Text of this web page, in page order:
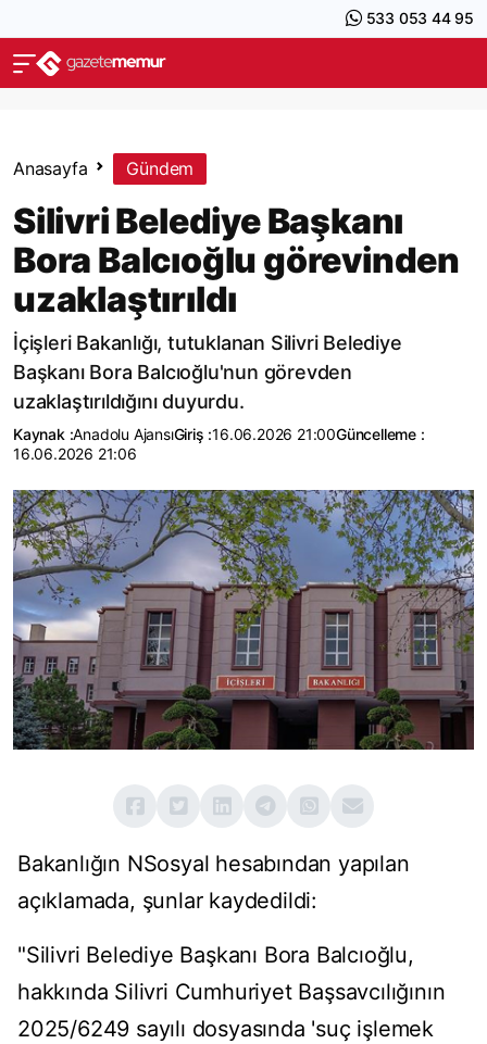
533 053 44 95
Anasayfa Gündem
Silivri Belediye Başkanı
Bora Balcıoğlu görevinden
uzaklaştırıldı
İçişleri Bakanlığı, tutuklanan Silivri Belediye
Başkanı Bora Balcıoğlu'nun görevden
uzaklaştırıldığını duyurdu.
Kaynak :Anadolu AjansıGiriş :16.06.2026 21:00Güncelleme :
16.06.2026 21:06
Bakanlığın NSosyal hesabından yapılan
açıklamada, şunlar kaydedildi:
"Silivri Belediye Başkanı Bora Balcıoğlu,
hakkında Silivri Cumhuriyet Başsavcılığının
2025/6249 sayılı dosyasında 'suç işlemek